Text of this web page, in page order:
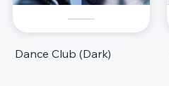
Dance Club (Dark)